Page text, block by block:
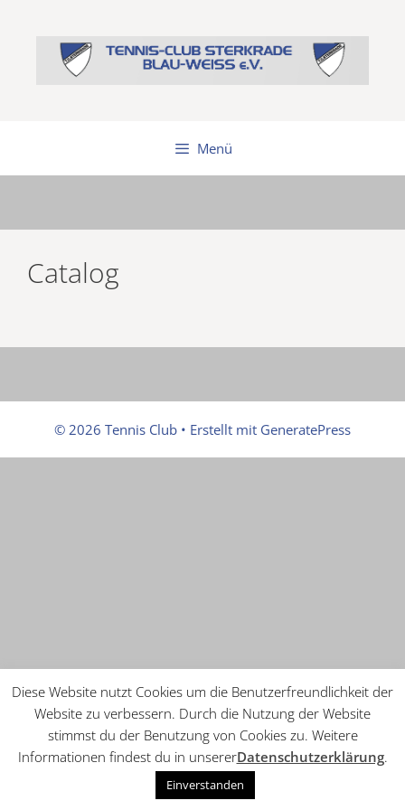
springen
Menü
Catalog
© 2026 Tennis Club • Erstellt mit GeneratePress
Diese Website nutzt Cookies um die Benutzerfreundlichkeit der
Website zu verbessern. Durch die Nutzung der Website
stimmst du der Benutzung von Cookies zu. Weitere
Informationen findest du in unsererDatenschutzerklärung.
Einverstanden